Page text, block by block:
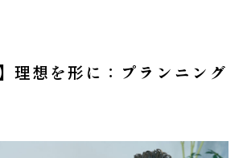
理想を形に：プランニング